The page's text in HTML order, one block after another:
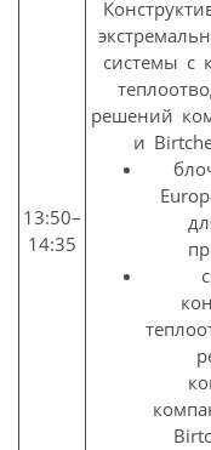
13:50–
14:35
системы с
решений
и